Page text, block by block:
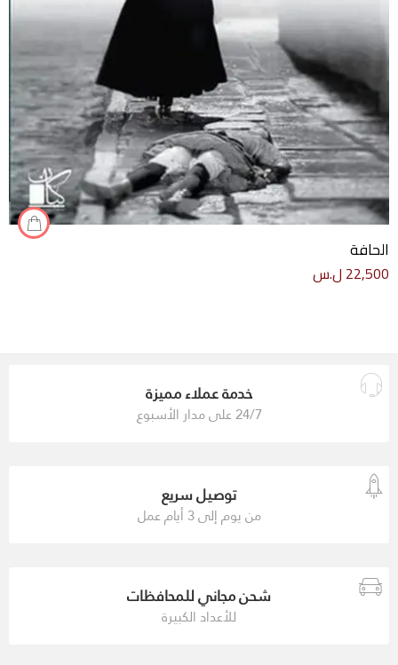
الحافة
22,500 ل.س
خدمة عملاء مميزة
24/7 على مدار الأسبوع
توصيل سريع
من يوم إلى 3 أيام عمل
شحن مجاني للمحافظات
للأعداد الكبيرة